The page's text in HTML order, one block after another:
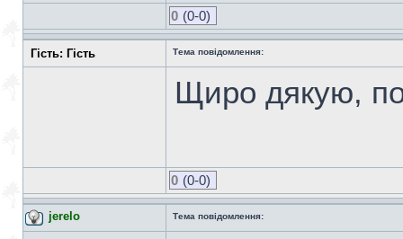
0 (0-0)
Гість: Гість Тема повідомлення:
Щиро дякую,
0 (0-0)
jerelo Тема повідомлення: